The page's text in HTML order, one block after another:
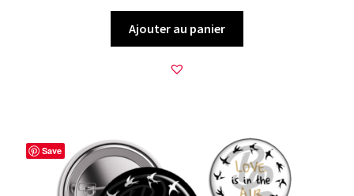
Ajouter au panier
Save